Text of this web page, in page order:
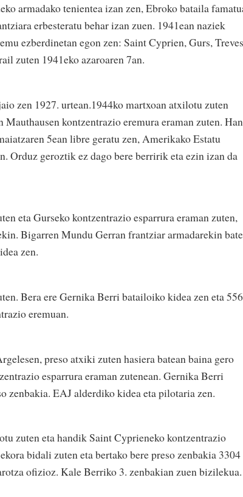
armadako tenientea izan zen, Ebroko bataila
erbesteratu behar izan zuen. 1941ean naziek
ezberdinetan egon zen: Saint Cyprien, Gurs,
zuten 1941eko azaroaren 7an.
zen 1927. urtean.1944ko martxoan atxilotu zuten
kontzentrazio eremura eraman zuten.
5ean libre geratu zen, Amerikako Estatu
Orduz geroztik ez dago bere berririk eta ezin izan da
eta Gurseko kontzentrazio esparrura eraman zuten,
Bigarren Mundu Gerran frantziar armadarekin
zen.
Bera ere Gernika Berri batailoiko kidea zen eta
eremuan.
preso atxiki zuten hasiera batean baina gero
esparrura eraman zutenean. Gernika Berri
zenbakia. EAJ alderdiko kidea eta pilotaria zen.
zuten eta handik Saint Cyprieneko kontzentrazio
bidali zuten eta bertako bere preso zenbakia 3304
ofizioz. Kale Berriko 3. zenbakian zuen bizilekua.